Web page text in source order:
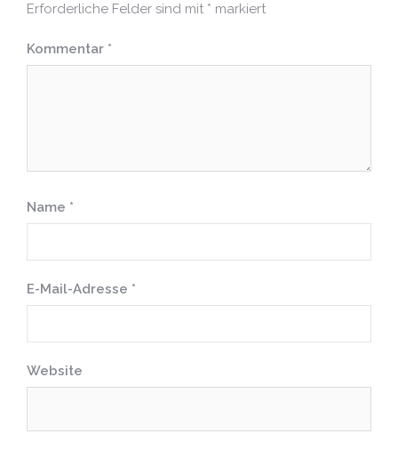
Erforderliche Felder sind mit * markiert
Kommentar *
Name *
E-Mail-Adresse *
Website